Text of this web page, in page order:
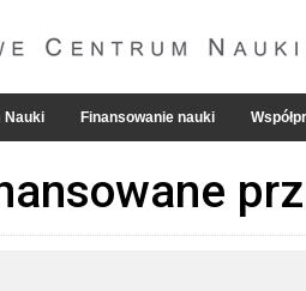
Nauki Finansowanie nauki